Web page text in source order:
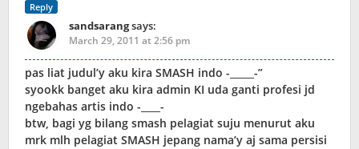
Reply
sandsarangsays:
March 29, 2011 at 2:56 pm
pas liat judul’y aku kira SMASH indo -_____-”
syookk banget aku kira admin KI uda ganti profesi jd
ngebahas artis indo -____-
btw, bagi yg bilang smash pelagiat suju menurut aku
mrk mlh pelagiat SMASH jepang nama’y aj sama persisi